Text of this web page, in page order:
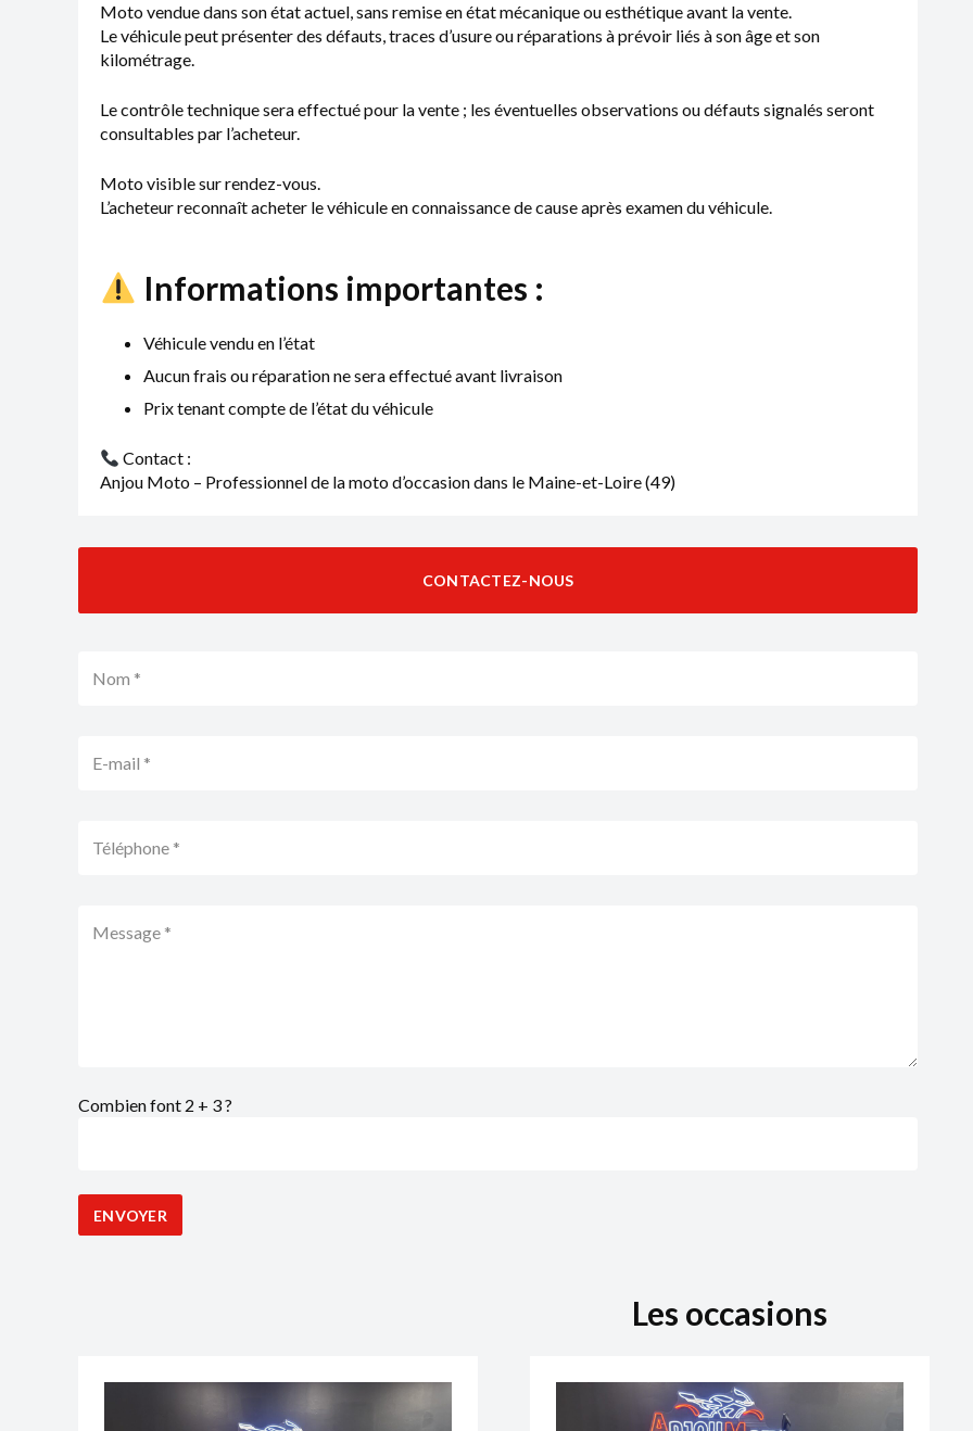
Moto vendue dans son état actuel, sans remise en état mécanique ou esthétique avant la vente.
Le véhicule peut présenter des défauts, traces d’usure ou réparations à prévoir liés à son âge et son
kilométrage.
Le contrôle technique sera effectué pour la vente ; les éventuelles observations ou défauts signalés seront
consultables par l’acheteur.
Moto visible sur rendez-vous.
L’acheteur reconnaît acheter le véhicule en connaissance de cause après examen du véhicule.
Informations importantes :
Véhicule vendu en l’état
Aucun frais ou réparation ne sera effectué avant livraison
Prix tenant compte de l’état du véhicule
Contact :
Anjou Moto – Professionnel de la moto d’occasion dans le Maine-et-Loire (49)
CONTACTEZ-NOUS
Combien font 2 + 3 ?
Les occasions